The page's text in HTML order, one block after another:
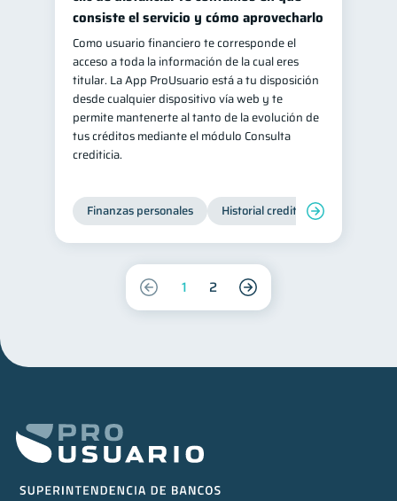
consiste el servicio y cómo aprovecharlo
Como usuario financiero te corresponde el
acceso a toda la información de la cual eres
titular. La App ProUsuario está a tu disposición
desde cualquier dispositivo vía web y te
permite mantenerte al tanto de la evolución de
tus créditos mediante el módulo Consulta
crediticia.
Finanzas personales Historial crediticio
1 2